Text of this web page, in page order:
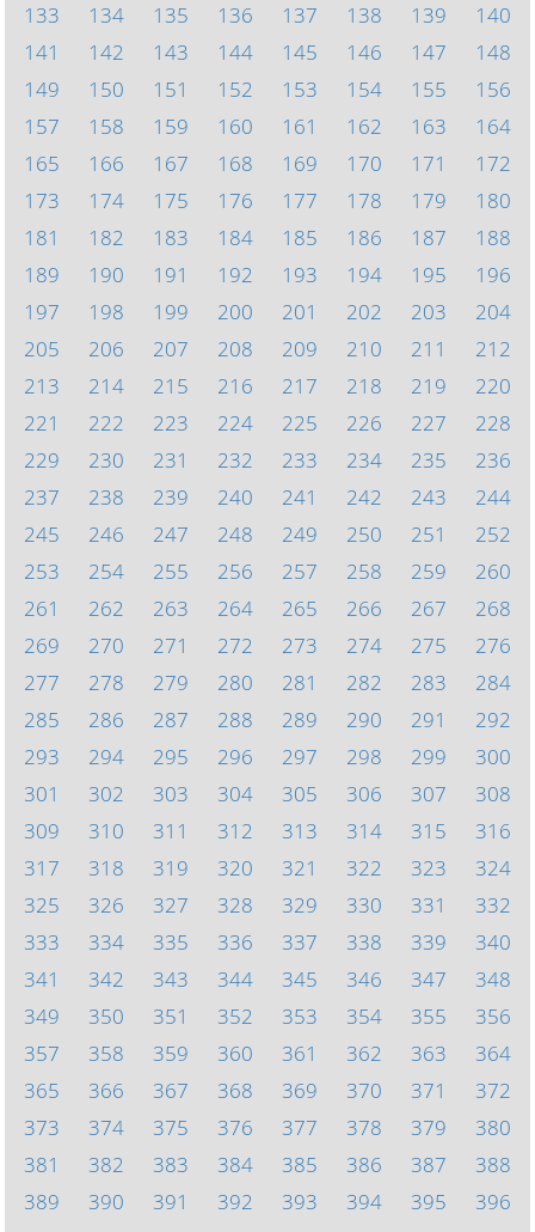
133
134 135 136 137 138 139
140
141
142 143 144 145 146 147
148
149
150 151 152 153 154 155
156
157
158 159 160 161 162 163
164
165
166 167 168 169 170 171
172
173
174 175 176 177 178 179
180
181
182 183 184 185 186 187
188
189
190 191 192 193 194 195
196
197
198 199 200 201 202 203
204
205
206 207 208 209 210 211
212
213
214 215 216 217 218 219
220
221
222 223 224 225 226 227
228
229
230 231 232 233 234 235
236
237
238 239 240 241 242 243
244
245
246 247 248 249 250 251
252
253
254 255 256 257 258 259
260
261
262 263 264 265 266 267
268
269
270 271 272 273 274 275
276
277
278 279 280 281 282 283
284
285
286 287 288 289 290 291
292
293
294 295 296 297 298 299
300
301
302 303 304 305 306 307
308
309
310 311 312 313 314 315
316
317
318 319 320 321 322 323
324
325
326 327 328 329 330 331
332
333
334 335 336 337 338 339
340
341
342 343 344 345 346 347
348
349
350 351 352 353 354 355
356
357
358 359 360 361 362 363
364
365
366 367 368 369 370 371
372
373
374 375 376 377 378 379
380
381
382 383 384 385 386 387
388
389
390 391 392 393 394 395
396